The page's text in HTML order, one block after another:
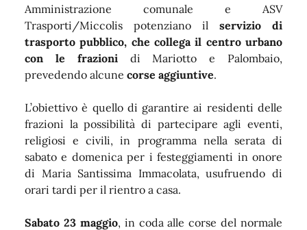
Amministrazione comunale e ASV
Trasporti/Miccolis potenziano il servizio di
trasporto pubblico, che collega il centro urbano
con le frazionidi Mariotto e Palombaio,
prevedendo alcune corse aggiuntive.
L’obiettivo è quello di garantire ai residenti delle
frazioni la possibilità di partecipare agli eventi,
religiosi e civili, in programma nella serata di
sabato e domenica per i festeggiamenti in onore
di Maria Santissima Immacolata, usufruendo di
orari tardi per il rientro a casa.
Sabato 23 maggio, in coda alle corse del normale